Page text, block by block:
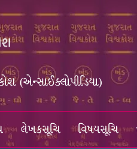
(એન્સાઈક્લોપીડિયા)
લેખકસૂચિ વિષયસૂચિ